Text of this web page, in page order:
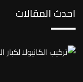
احدث المقالات